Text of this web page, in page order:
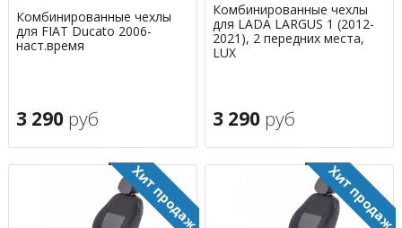
Комбинированные чехлы
для FIAT Ducato 2006-
наст.время
3 290 руб
Комбинированные чехлы
для LADA LARGUS 1 (2012-
2021), 2 передних места,
LUX
3 290 руб